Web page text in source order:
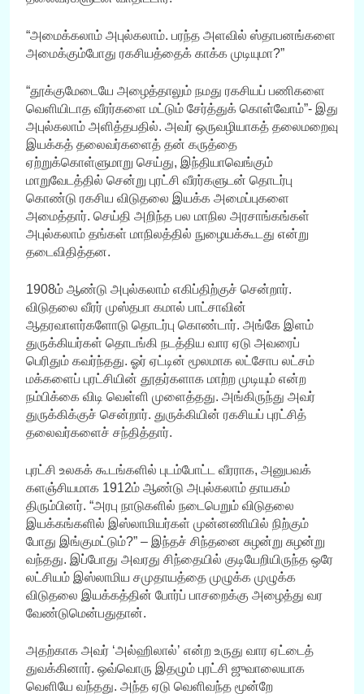
“அமைக்கலாம் அபுல்கலாம். பரந்த அளவில் ஸ்தாபனங்களை
அமைக்கும்போது ரகசியத்தைக் காக்க முடியுமா?”
“தூக்குமேடையே அழைத்தாலும் நமது ரகசியப் பணிகளை
வெளியிடாத வீரர்களை மட்டும் சேர்த்துக் கொள்வோம்”- இது
அபுல்கலாம் அளித்தபதில். அவர் ஒருவழியாகத் தலைமறைவு
இயக்கத் தலைவர்களைத் தன் கருத்தை
ஏற்றுக்கொள்ளுமாறு செய்து, இந்தியாவெங்கும்
மாறுவேடத்தில் சென்று புரட்சி வீரர்களுடன் தொடர்பு
கொண்டு ரகசிய விடுதலை இயக்க அமைப்புகளை
அமைத்தார். செய்தி அறிந்த பல மாநில அரசாங்கங்கள்
அபுல்கலாம் தங்கள் மாநிலத்தில் நுழையக்கூடது என்று
தடைவிதித்தன.
1908ம் ஆண்டு அபுல்கலாம் எகிப்திற்குச் சென்றார்.
விடுதலை வீரர் முஸ்தபா கமால் பாட்சாவின்
ஆதரவாளர்களோடு தொடர்பு கொண்டார். அங்கே இளம்
துருக்கியர்கள் தொடங்கி நடத்திய வார ஏடு அவரைப்
பெரிதும் கவர்ந்தது. ஓர் ஏட்டின் மூலமாக லட்சோப லட்சம்
மக்களைப் புரட்சியின் தூதர்களாக மாற்ற முடியும் என்ற
நம்பிக்கை விடி வெள்ளி முளைத்தது. அங்கிருந்து அவர்
துருக்கிக்குச் சென்றார். துருக்கியின் ரகசியப் புரட்சித்
தலைவர்களைச் சந்தித்தார்.
புரட்சி உலகக் கூடங்களில் புடம்போட்ட வீரராக, அனுபவக்
களஞ்சியமாக 1912ம் ஆண்டு அபுல்கலாம் தாயகம்
திரும்பினர். “அரபு நாடுகளில் நடைபெறும் விடுதலை
இயக்கங்களில் இஸ்லாமியர்கள் முன்னணியில் நிற்கும்
போது இங்குமட்டும்?” – இந்தச் சிந்தனை சுழன்று சுழன்று
வந்தது. இப்போது அவரது சிந்தையில் குடியேறியிருந்த ஒரே
லட்சியம் இஸ்லாமிய சமுதாயத்தை முழுக்க முழுக்க
விடுதலை இயக்கத்தின் போர்ப் பாசறைக்கு அழைத்து வர
வேண்டுமென்பதுதான்.
அதற்காக அவர் ‘அல்ஹிலால்’ என்ற உருது வார ஏட்டைத்
துவக்கினார். ஒவ்வொரு இதழும் புரட்சி ஜுவாலையாக
வெளியே வந்தது. அந்த ஏடு வெளிவந்த மூன்றே